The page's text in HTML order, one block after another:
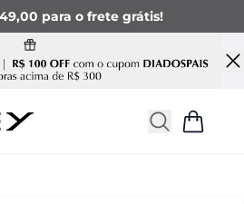
para o frete grátis!